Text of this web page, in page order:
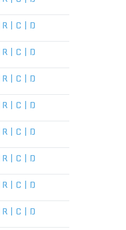
R C D
R C D
R C D
R C D
R C D
R C D
R C D
R C D